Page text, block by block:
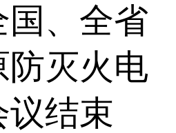
、全省
灭火电
议结束